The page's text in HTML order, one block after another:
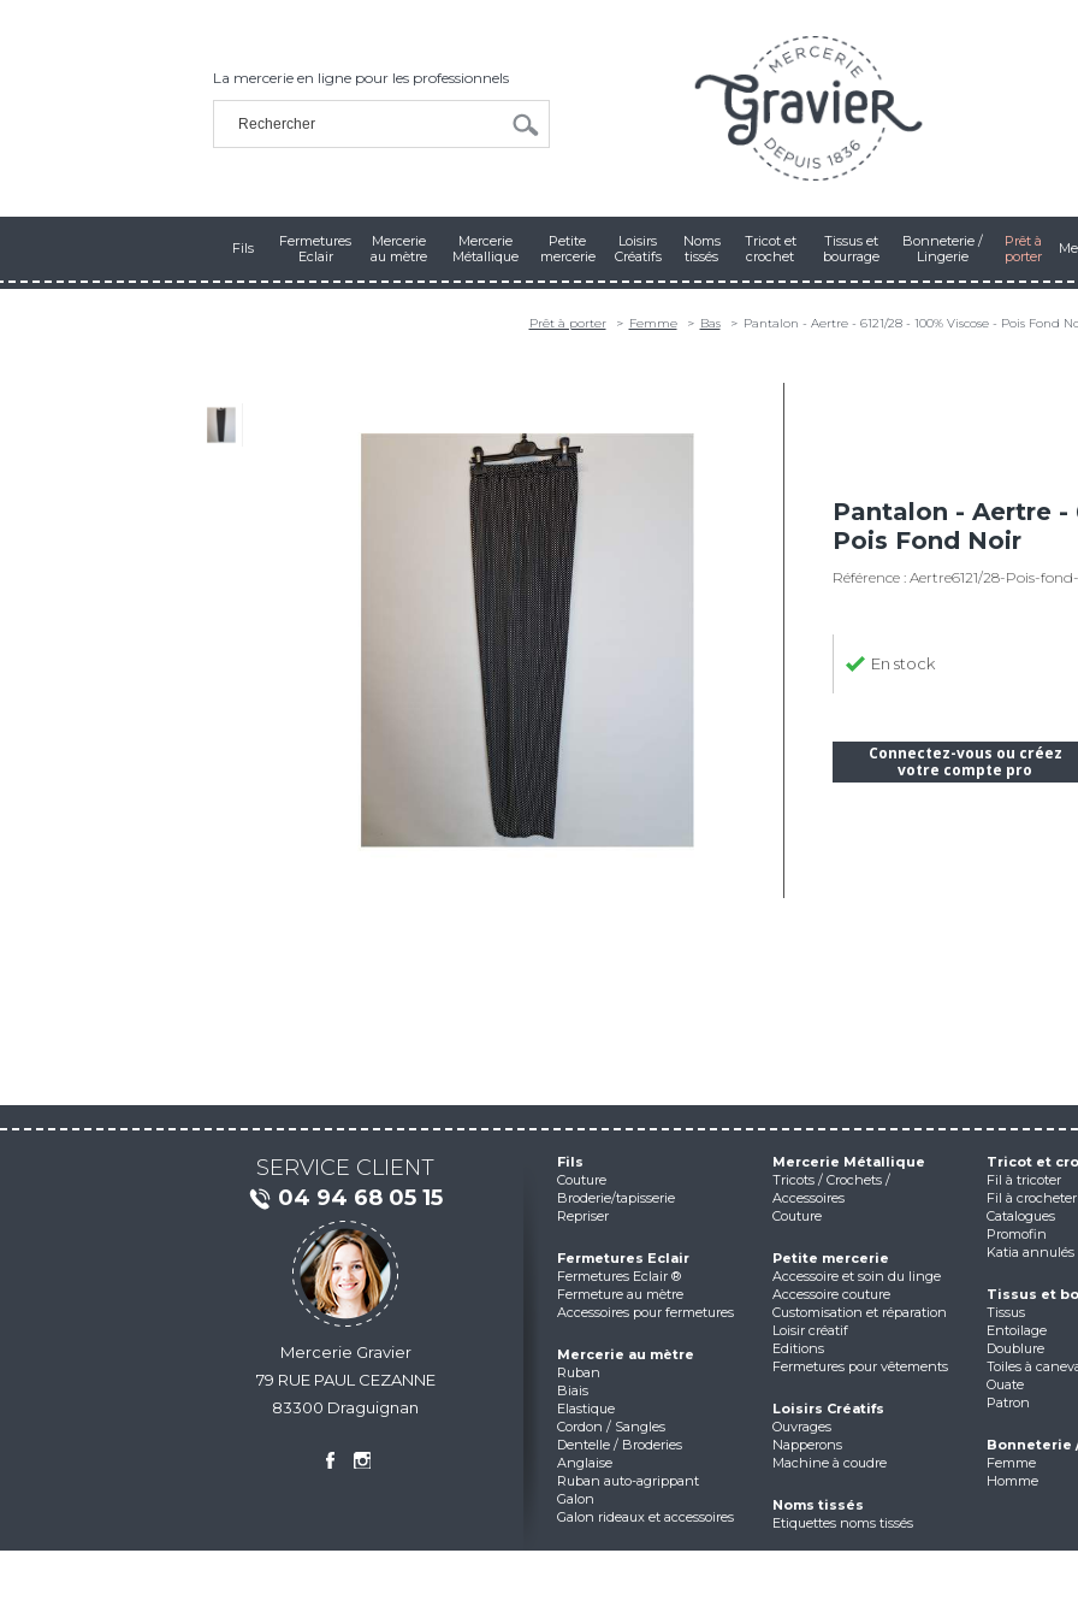
La mercerie en ligne pour les professionnels
Fils
Fermetures
Eclair
Mercerie
au mètre
Mercerie
Métallique
Petite
mercerie
Loisirs
Créatifs
Noms
tissés
Tricot et
crochet
Tissus et
bourrage
Bonneterie /
Lingerie
Prêt à
porter
Prêt à porter Femme Bas Pantalon - Aertre - 6121/28 - 100% Viscose - Pois Fond
Pantalon - Aertre -
Pois Fond Noir
Référence : Aertre6121/28-Pois-
En stock
Connectez-vous ou créez
votre compte pro
SERVICE CLIENT
04 94 68 05 15
Mercerie Gravier
79 RUE PAUL CEZANNE
83300 Draguignan
Fils
Couture
Broderie/tapisserie
Repriser
Fermetures Eclair
Fermetures Eclair ®
Fermeture au mètre
Accessoires pour fermetures
Mercerie au mètre
Ruban
Biais
Elastique
Cordon / Sangles
Dentelle / Broderies
Anglaise
Ruban auto-agrippant
Galon
Galon rideaux et accessoires
Mercerie Métallique
Tricots / Crochets /
Accessoires
Couture
Petite mercerie
Accessoire et soin du linge
Accessoire couture
Customisation et réparation
Loisir créatif
Editions
Fermetures pour vêtements
Loisirs Créatifs
Ouvrages
Napperons
Machine à coudre
Noms tissés
Etiquettes noms tissés
Tricot et
Fil à tricoter
Fil à crocheter
Catalogues
Promofin
Katia annulés
Tissus et
Tissus
Entoilage
Doublure
Toiles à
Ouate
Patron
Bonneterie
Femme
Homme